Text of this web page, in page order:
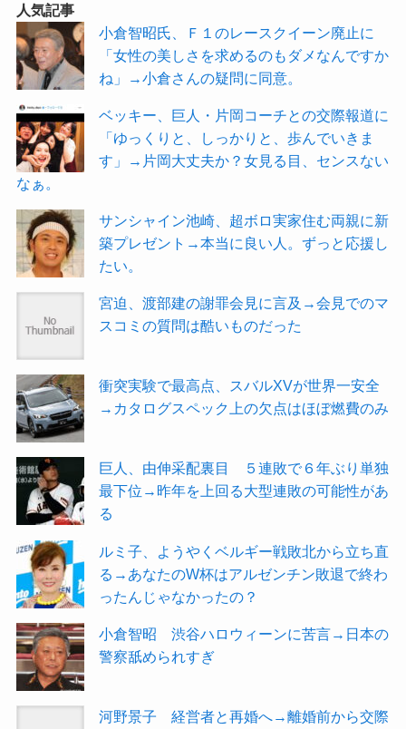
人気記事
小倉智昭氏、Ｆ１のレースクイーン廃止に
「女性の美しさを求めるのもダメなんですか
ね」→小倉さんの疑問に同意。
ベッキー、巨人・片岡コーチとの交際報道に
「ゆっくりと、しっかりと、歩んでいきま
す」→片岡大丈夫か？女見る目、センスない
なぁ。
サンシャイン池崎、超ボロ実家住む両親に新
築プレゼント→本当に良い人。ずっと応援し
たい。
宮迫、渡部建の謝罪会見に言及→会見でのマ
スコミの質問は酷いものだった
衝突実験で最高点、スバルXVが世界一安全
→カタログスペック上の欠点はほぼ燃費のみ
巨人、由伸采配裏目 ５連敗で６年ぶり単独
最下位→昨年を上回る大型連敗の可能性があ
る
ルミ子、ようやくベルギー戦敗北から立ち直
る→あなたのW杯はアルゼンチン敗退で終わ
ったんじゃなかったの？
小倉智昭 渋谷ハロウィーンに苦言→日本の
警察舐められすぎ
河野景子 経営者と再婚へ→離婚前から交際